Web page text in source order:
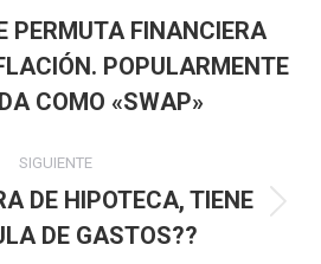
Publicación
anterior:
PERMUTA FINANCIERA
POPULARMENTE
COMO «SWAP»
SIGUIENTE
Publicación
siguiente:
DE HIPOTECA, TIENE
DE GASTOS??